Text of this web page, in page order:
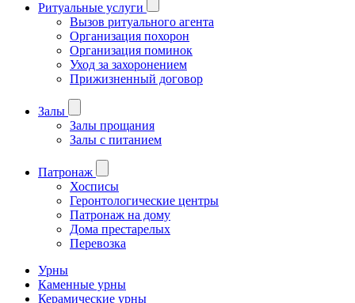
Ритуальные услуги
Вызов ритуального агента
Организация похорон
Организация поминок
Уход за захоронением
Прижизненный договор
Залы
Залы прощания
Залы с питанием
Патронаж
Хосписы
Геронтологические центры
Патронаж на дому
Дома престарелых
Перевозка
Урны
Каменные урны
Керамические урны